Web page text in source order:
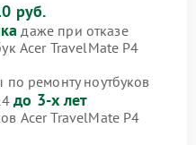
руб.
даже при отказе
Acer TravelMate P4
ремонту ноутбуков
до 3-х лет
Acer TravelMate P4